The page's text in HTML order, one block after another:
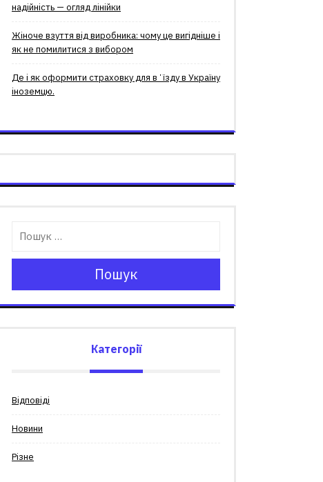
надійність — огляд лінійки
Жіноче взуття від виробника: чому це вигідніше і
як не помилитися з вибором
Де і як оформити страховку для вʼїзду в Україну
іноземцю.
Пошук
Категорії
Відповіді
Новини
Різне